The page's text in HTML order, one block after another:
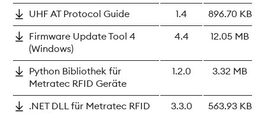
UHF AT Protocol Guide 1.4
896.70 KB
Firmware Update Tool 4
(Windows)
4.4 12.05 MB
Python Bibliothek für
Metratec RFID Geräte
1.2.0 3.32 MB
.NET DLL für Metratec RFID
3.3.0 563.93 KB